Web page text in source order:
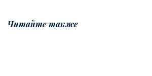
Читайте также